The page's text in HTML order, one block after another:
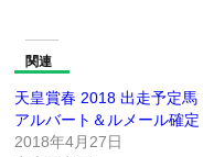
関連
天皇賞春 2018 出走予定馬
アルバート＆ルメール確定
2018年4月27日